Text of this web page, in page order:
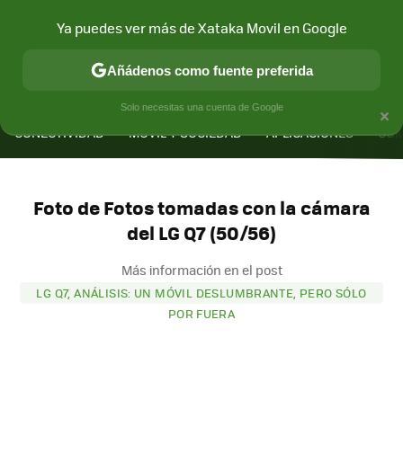
CONECTIVIDAD MÓVIL Y SOCIEDAD APLICACIONES
Foto de Fotos tomadas con la cámara
del LG Q7 (50/56)
Más información en el post
LG Q7, ANÁLISIS: UN MÓVIL DESLUMBRANTE, PERO SÓLO
POR FUERA
×
Ya puedes ver más de Xataka Movil en Google
Añádenos como fuente preferida
Solo necesitas una cuenta de Google